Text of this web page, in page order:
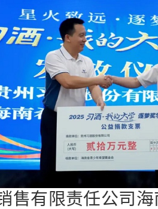
售有限责任公司